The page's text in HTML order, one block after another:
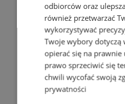
odbiorców oraz
również przetwarzać
wykorzystywać
Twoje wybory dotyczą
opierać się na prawnie
prawo sprzeciwić się
chwili wycofać swoją
prywatności